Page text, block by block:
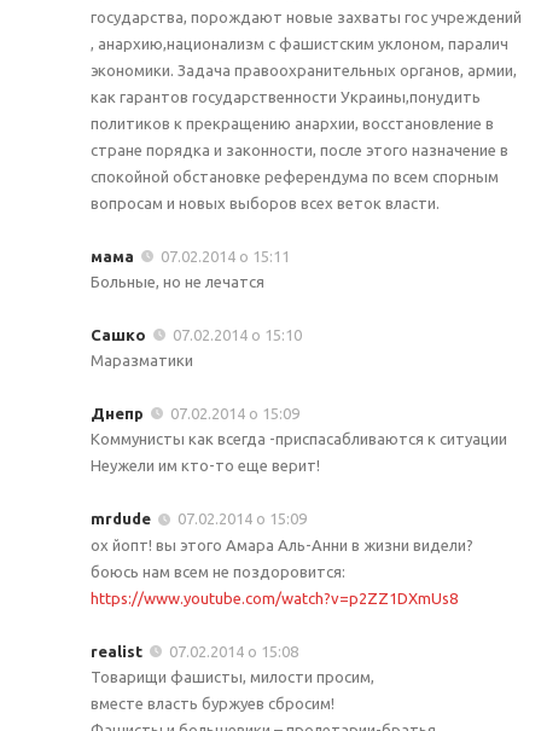
государства, порождают новые захваты гос учреждений
, анархию,национализм с фашистским уклоном, паралич
экономики. Задача правоохранительных органов, армии,
как гарантов государственности Украины,понудить
политиков к прекращению анархии, восстановление в
стране порядка и законности, после этого назначение в
спокойной обстановке референдума по всем спорным
вопросам и новых выборов всех веток власти.
мама
07.02.2014 о 15:11
Больные, но не лечатся
Сашко
07.02.2014 о 15:10
Маразматики
Днепр
07.02.2014 о 15:09
Коммунисты как всегда -приспасабливаются к ситуации
Неужели им кто-то еще верит!
mrdude
07.02.2014 о 15:09
ох йопт! вы этого Амара Аль-Анни в жизни видели?
боюсь нам всем не поздоровится:
https://www.youtube.com/watch?v=p2ZZ1DXmUs8
realist
07.02.2014 о 15:08
Товарищи фашисты, милости просим,
вместе власть буржуев сбросим!